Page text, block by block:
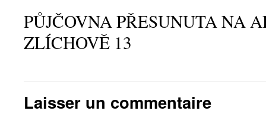
PŮJČOVNA PŘESUNUTA NA
ZLÍCHOVĚ 13
Laisser un commentaire